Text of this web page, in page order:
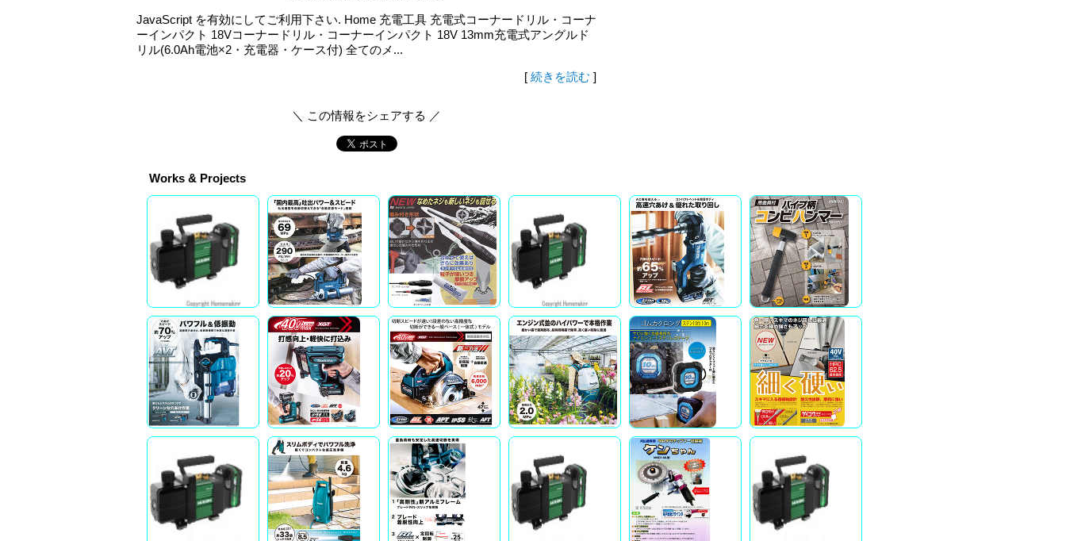
JavaScript を有効にしてご利用下さい. Home 充電工具 充電式コーナードリル・コーナ
ーインパクト 18Vコーナードリル・コーナーインパクト 18V 13mm充電式アングルド
リル(6.0Ah電池×2・充電器・ケース付) 全てのメ...
[ 続きを読む ]
＼ この情報をシェアする ／
Works & Projects